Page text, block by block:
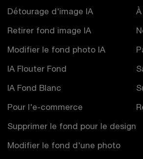
Détourage d'image IA
Retirer fond image IA
Modifier le fond photo IA
IA Flouter Fond
IA Fond Blanc
Pour l'e-commerce
Supprimer le fond pour le design
Modifier le fond d'une photo